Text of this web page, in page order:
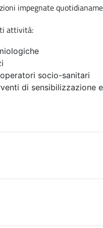
impegnate
attività:
socio-sanitari
di sensibilizzazione